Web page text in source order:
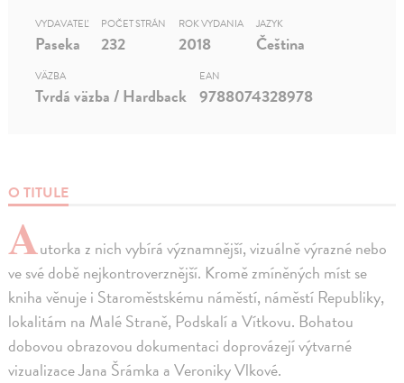
O TITULE
Autorka z nich vybírá významnější, vizuálně výrazné nebo
ve své době nejkontroverznější. Kromě zmíněných míst se
kniha věnuje i Staroměstskému náměstí, náměstí Republiky,
lokalitám na Malé Straně, Podskalí a Vítkovu. Bohatou
dobovou obrazovou dokumentaci doprovázejí výtvarné
vizualizace Jana Šrámka a Veroniky Vlkové.
VYDAVATEĽ
Paseka
POČET STRÁN
232
ROK VYDANIA
2018
JAZYK
Čeština
VÄZBA
Tvrdá väzba / Hardback
EAN
9788074328978